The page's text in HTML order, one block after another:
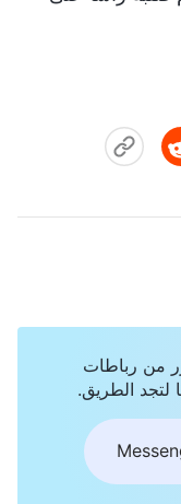
من رباطات
لتجد الطريق.